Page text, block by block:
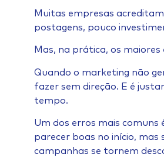
Muitas empresas
postagens, pouco
Mas, na prática, os
Quando o marketing não
fazer sem direção. E é
tempo.
Um dos erros mais
parecer boas no início,
campanhas se tornem